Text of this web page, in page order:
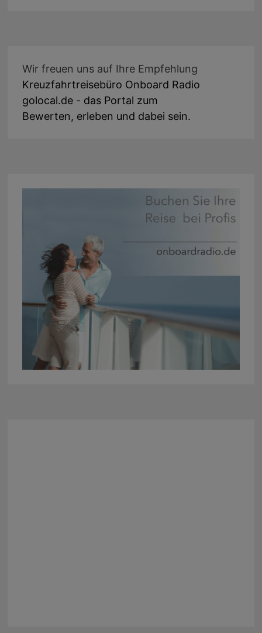
Wir freuen uns auf Ihre Empfehlung
Kreuzfahrtreisebüro Onboard Radio
golocal.de - das Portal zum
Bewerten, erleben und dabei sein.